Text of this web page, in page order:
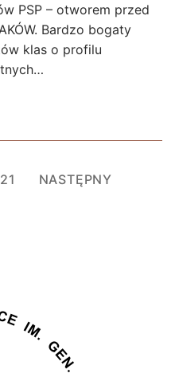
PSP – otworem przed
Bardzo bogaty
klas o profilu
21 NASTĘPNY